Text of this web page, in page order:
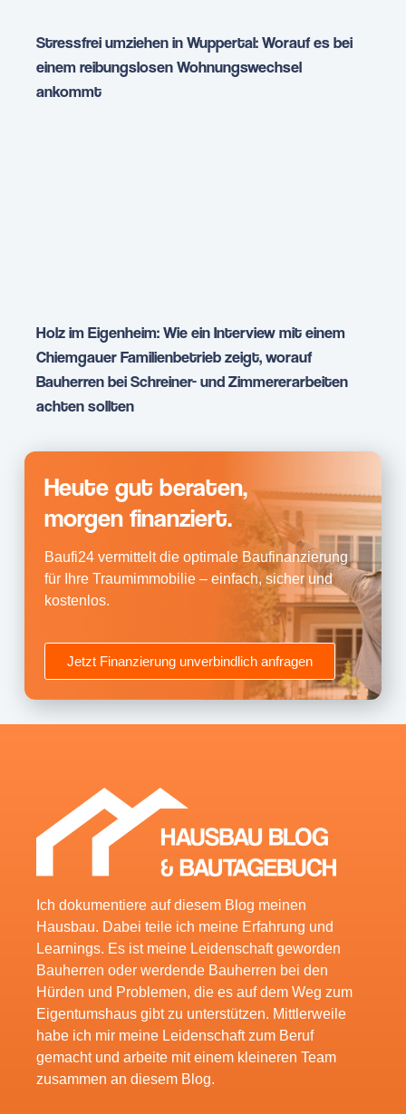
Stressfrei umziehen in Wuppertal: Worauf es bei
einem reibungslosen Wohnungswechsel
ankommt
Holz im Eigenheim: Wie ein Interview mit einem
Chiemgauer Familienbetrieb zeigt, worauf
Bauherren bei Schreiner- und Zimmererarbeiten
achten sollten
Heute gut beraten,
morgen finanziert.
Baufi24 vermittelt die optimale Baufinanzierung
für Ihre Traumimmobilie – einfach, sicher und
kostenlos.
Jetzt Finanzierung unverbindlich anfragen
Ich dokumentiere auf diesem Blog meinen
Hausbau. Dabei teile ich meine Erfahrung und
Learnings. Es ist meine Leidenschaft geworden
Bauherren oder werdende Bauherren bei den
Hürden und Problemen, die es auf dem Weg zum
Eigentumshaus gibt zu unterstützen. Mittlerweile
habe ich mir meine Leidenschaft zum Beruf
gemacht und arbeite mit einem kleineren Team
zusammen an diesem Blog.